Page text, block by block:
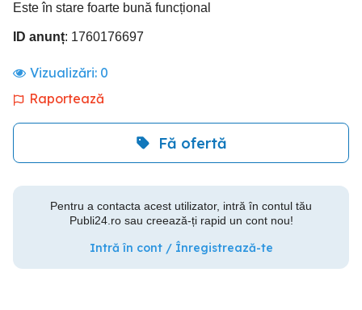
Este în stare foarte bună funcțional
ID anunț: 1760176697
Vizualizări: 0
Raportează
Fă ofertă
Pentru a contacta acest utilizator, intră în contul tău
Publi24.ro sau creează-ți rapid un cont nou!
Intră în cont / Înregistrează-te